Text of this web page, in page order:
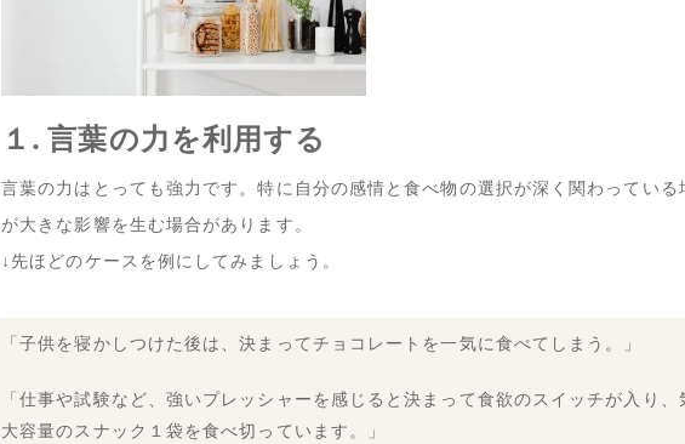
１. 言葉の力を利用する
言葉の力はとっても強力です。特に自分の感情と食べ物の選択が深く関わっている
が大きな影響を生む場合があります。
↓先ほどのケースを例にしてみましょう。
「子供を寝かしつけた後は、決まってチョコレートを一気に食べてしまう。」
「仕事や試験など、強いプレッシャーを感じると決まって食欲のスイッチが入り、
大容量のスナック１袋を食べ切っています。」